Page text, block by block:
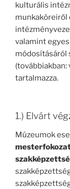
kulturális
munkaköreiről
valamint
módosításáról
(továbbiakban:
tartalmazza.
1.) Elvárt
Múzeumok